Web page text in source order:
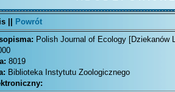
||
Powrót
Polish Journal of Ecology [Dziekanów
8019
Biblioteka Instytutu Zoologicznego